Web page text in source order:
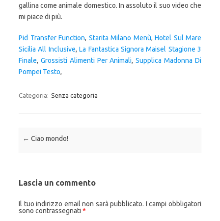
Pid Transfer Function, Starita Milano Menù, Hotel Sul Mare
Sicilia All Inclusive,La Fantastica Signora Maisel Stagione 3
Finale, Grossisti Alimenti Per Animali,Supplica Madonna Di
Pompei Testo,
Categoria: Senza categoria
Navigazione articolo
← Ciao mondo!
Lascia un commento
Il tuo indirizzo email non sarà pubblicato. I campi obbligatori
sono contrassegnati *